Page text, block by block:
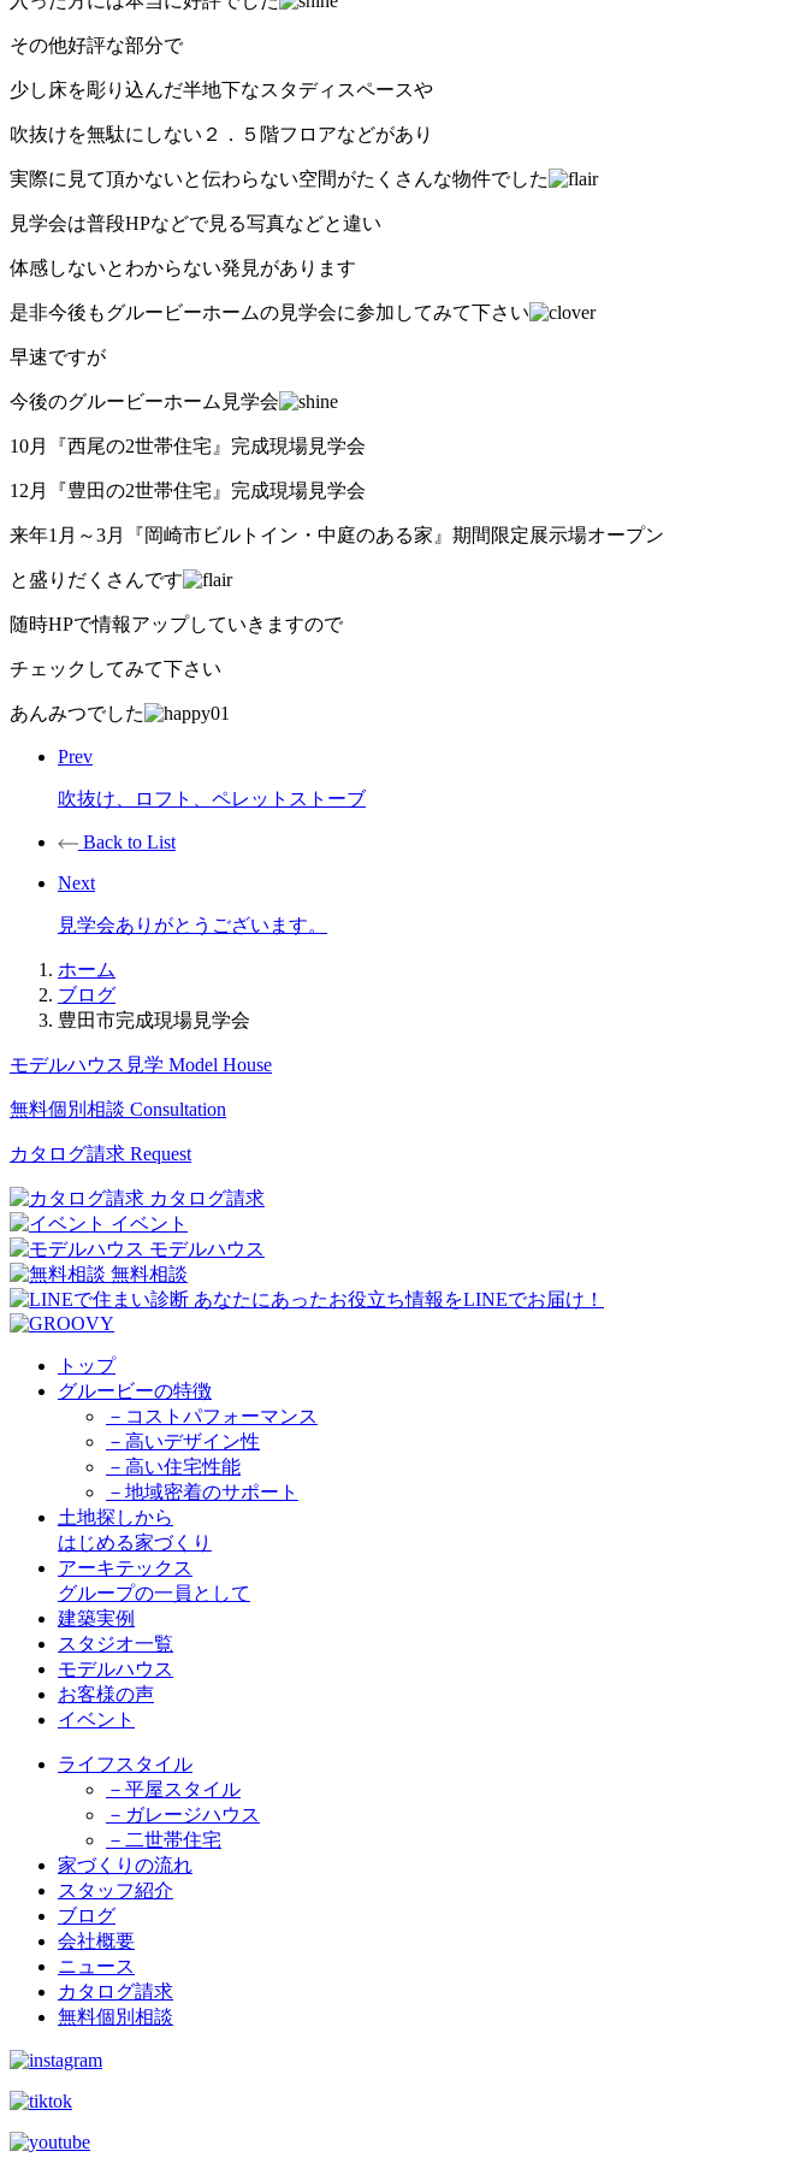
その他好評な部分で
少し床を彫り込んだ半地下なスタディスペースや
吹抜けを無駄にしない２．５階フロアなどがあり
実際に見て頂かないと伝わらない空間がたくさんな物件でした
見学会は普段HPなどで見る写真などと違い
体感しないとわからない発見があります
是非今後もグルービーホームの見学会に参加してみて下さい
早速ですが
今後のグルービーホーム見学会
10月『西尾の2世帯住宅』完成現場見学会
12月『豊田の2世帯住宅』完成現場見学会
来年1月～3月『岡崎市ビルトイン・中庭のある家』期間限定展示場オープン
と盛りだくさんです
随時HPで情報アップしていきますので
チェックしてみて下さい
あんみつでした
Prev
吹抜け、ロフト、ペレットストーブ
Back to List
Next
見学会ありがとうございます。
ホーム
ブログ
豊田市完成現場見学会
モデルハウス見学 Model House
無料個別相談 Consultation
カタログ請求 Request
カタログ請求
イベント
モデルハウス
無料相談
トップ
グルービーの特徴
－コストパフォーマンス
－高いデザイン性
－高い住宅性能
－地域密着のサポート
土地探しから
はじめる家づくり
アーキテックス
グループの一員として
建築実例
スタジオ一覧
モデルハウス
お客様の声
イベント
ライフスタイル
－平屋スタイル
－ガレージハウス
－二世帯住宅
家づくりの流れ
スタッフ紹介
ブログ
会社概要
ニュース
カタログ請求
無料個別相談